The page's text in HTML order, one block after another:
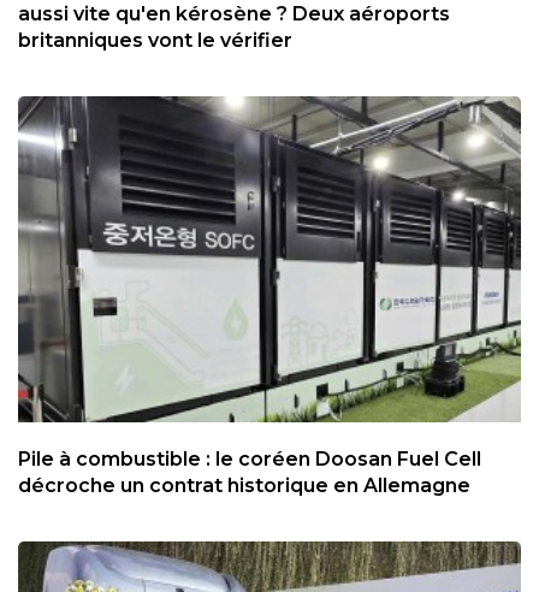
aussi vite qu'en kérosène ? Deux aéroports
britanniques vont le vérifier
Pile à combustible : le coréen Doosan Fuel Cell
décroche un contrat historique en Allemagne